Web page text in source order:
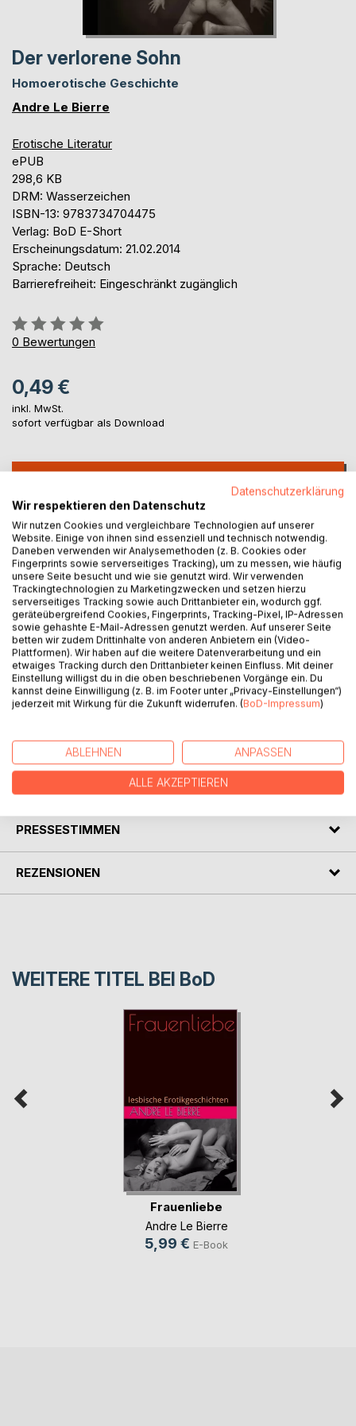
Der verlorene Sohn
Homoerotische Geschichte
Andre Le Bierre
Erotische Literatur
ePUB
298,6 KB
DRM: Wasserzeichen
ISBN-13: 9783734704475
Verlag: BoD E-Short
Erscheinungsdatum: 21.02.2014
Sprache: Deutsch
Barrierefreiheit: Eingeschränkt zugänglich
Bewertung::
0%
0 Bewertungen
0,49 €
inkl. MwSt.
sofort verfügbar als Download
Auf die Merkliste
Titel bewerten
BESCHREIBUNG
Diese Geschichte ist rein fiktiv zu sehen. Es ist eine freie
Fantasie beruht ...
PRESSESTIMMEN
REZENSIONEN
WEITERE TITEL BEI BoD
Frauenliebe
Andre Le Bierre
5,99 € E-Book
Datenschutzerklärung
Wir respektieren den Datenschutz
Wir nutzen Cookies und vergleichbare Technologien auf unserer
Website. Einige von ihnen sind essenziell und technisch notwendig.
Daneben verwenden wir Analysemethoden (z. B. Cookies oder
Fingerprints sowie serverseitiges Tracking), um zu messen, wie häufig
unsere Seite besucht und wie sie genutzt wird. Wir verwenden
Trackingtechnologien zu Marketingzwecken und setzen hierzu
serverseitiges Tracking sowie auch Drittanbieter ein, wodurch ggf.
geräteübergreifend Cookies, Fingerprints, Tracking-Pixel, IP-Adressen
sowie gehashte E-Mail-Adressen genutzt werden. Auf unserer Seite
betten wir zudem Drittinhalte von anderen Anbietern ein (Video-
Plattformen). Wir haben auf die weitere Datenverarbeitung und ein
etwaiges Tracking durch den Drittanbieter keinen Einfluss. Mit deiner
Einstellung willigst du in die oben beschriebenen Vorgänge ein. Du
kannst deine Einwilligung (z. B. im Footer unter „Privacy-Einstellungen“)
jederzeit mit Wirkung für die Zukunft widerrufen. (BoD-Impressum)
ABLEHNEN ANPASSEN
ALLE AKZEPTIEREN